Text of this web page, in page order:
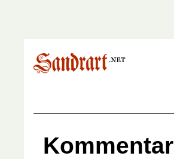
Kommentar